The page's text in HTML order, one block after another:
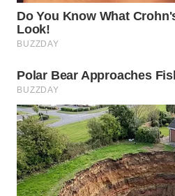
WN
SIMALUNGUN
WN
WN
TAPANULI
TENGAH